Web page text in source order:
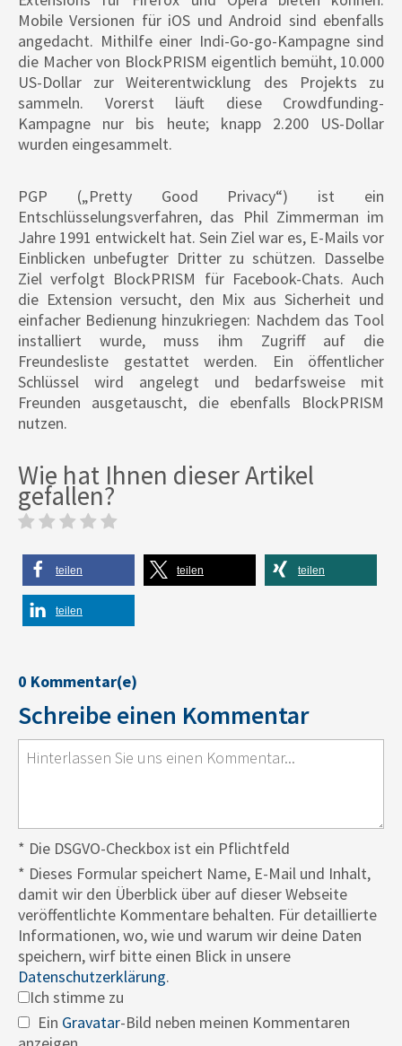
Mobile Versionen für iOS und Android sind ebenfalls
angedacht. Mithilfe einer Indi-Go-go-Kampagne sind
die Macher von BlockPRISM eigentlich bemüht, 10.000
US-Dollar zur Weiterentwicklung des Projekts zu
sammeln. Vorerst läuft diese Crowdfunding-
Kampagne nur bis heute; knapp 2.200 US-Dollar
wurden eingesammelt.
PGP („Pretty Good Privacy“) ist ein
Entschlüsselungsverfahren, das Phil Zimmerman im
Jahre 1991 entwickelt hat. Sein Ziel war es, E-Mails vor
Einblicken unbefugter Dritter zu schützen. Dasselbe
Ziel verfolgt BlockPRISM für Facebook-Chats. Auch
die Extension versucht, den Mix aus Sicherheit und
einfacher Bedienung hinzukriegen: Nachdem das Tool
installiert wurde, muss ihm Zugriff auf die
Freundesliste gestattet werden. Ein öffentlicher
Schlüssel wird angelegt und bedarfsweise mit
Freunden ausgetauscht, die ebenfalls BlockPRISM
nutzen.
Wie hat Ihnen dieser Artikel
gefallen?
teilen teilen teilen
teilen
0 Kommentar(e)
Schreibe einen Kommentar
* Die DSGVO-Checkbox ist ein Pflichtfeld
* Dieses Formular speichert Name, E-Mail und Inhalt,
damit wir den Überblick über auf dieser Webseite
veröffentlichte Kommentare behalten. Für detaillierte
Informationen, wo, wie und warum wir deine Daten
speichern, wirf bitte einen Blick in unsere
Datenschutzerklärung.
Ich stimme zu
Ein Gravatar-Bild neben meinen Kommentaren